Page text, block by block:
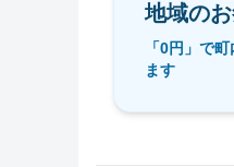
地域のお
「0円」で
ます